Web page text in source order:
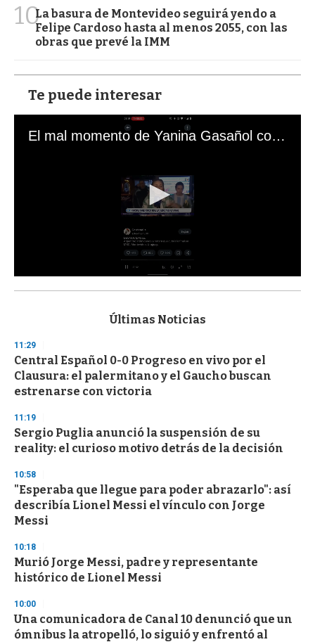
10La basura de Montevideo seguirá yendo a
Felipe Cardoso hasta al menos 2055, con las
obras que prevé la IMM
Te puede interesar
El mal momento de Yanina Gasañol con un hincha argentino en "Subrayado"
s
d
s
o
f
3
s
e
c
o
d
s
Últimas Noticias
11:29
Central Español 0-0 Progreso en vivo por el
Clausura: el palermitano y el Gaucho buscan
estrenarse con victoria
11:19
Sergio Puglia anunció la suspensión de su
reality: el curioso motivo detrás de la decisión
10:58
"Esperaba que llegue para poder abrazarlo": así
describía Lionel Messi el vínculo con Jorge
Messi
10:18
Murió Jorge Messi, padre y representante
histórico de Lionel Messi
10:00
Una comunicadora de Canal 10 denunció que un
ómnibus la atropelló, lo siguió y enfrentó al